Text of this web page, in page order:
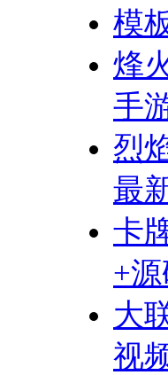
模
烽
手
烈
最
卡
+
大
视